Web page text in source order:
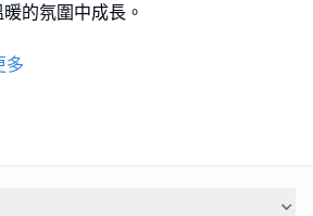
的氛圍中成長。
多